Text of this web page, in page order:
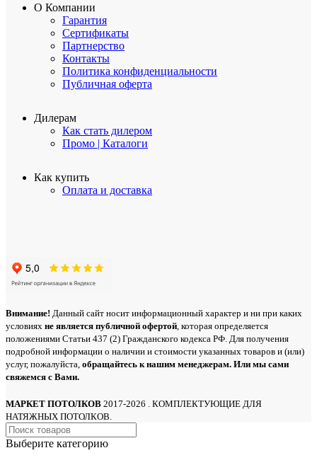
О Компании
Гарантия
Сертификаты
Партнерство
Контакты
Политика конфиденциальности
Публичная оферта
Дилерам
Как стать дилером
Промо | Каталоги
Как купить
Оплата и доставка
Внимание! Данный сайт носит информационный характер и ни при каких
условиях не является публичной офертой , которая определяется
положениями Статьи 437 (2) Гражданского кодекса РФ. Для получения
подробной информации о наличии и стоимости указанных товаров и (или)
услуг, пожалуйста, обращайтесь к нашим менеджерам. Или мы сами
свяжемся с Вами.
МАРКЕТ ПОТОЛКОВ 2017-2026 . КОМПЛЕКТУЮЩИЕ ДЛЯ
НАТЯЖНЫХ ПОТОЛКОВ.
Выберите категорию